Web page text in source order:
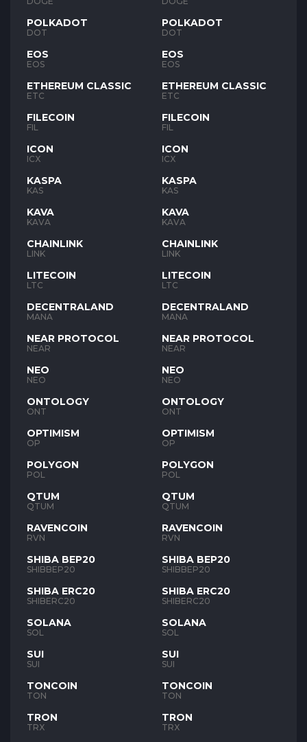
POLKADOT
DOT
EOS
EOS
ETHEREUM CLASSIC
ETC
FILECOIN
FIL
ICON
ICX
KASPA
KAS
KAVA
KAVA
CHAINLINK
LINK
LITECOIN
LTC
DECENTRALAND
MANA
NEAR PROTOCOL
NEAR
NEO
NEO
ONTOLOGY
ONT
OPTIMISM
OP
POLYGON
POL
QTUM
QTUM
RAVENCOIN
RVN
SHIBA BEP20
SHIBBEP20
SHIBA ERC20
SHIBERC20
SOLANA
SOL
SUI
SUI
TONCOIN
TON
TRON
TRX
POLKADOT
DOT
EOS
EOS
ETHEREUM CLASSIC
ETC
FILECOIN
FIL
ICON
ICX
KASPA
KAS
KAVA
KAVA
CHAINLINK
LINK
LITECOIN
LTC
DECENTRALAND
MANA
NEAR PROTOCOL
NEAR
NEO
NEO
ONTOLOGY
ONT
OPTIMISM
OP
POLYGON
POL
QTUM
QTUM
RAVENCOIN
RVN
SHIBA BEP20
SHIBBEP20
SHIBA ERC20
SHIBERC20
SOLANA
SOL
SUI
SUI
TONCOIN
TON
TRON
TRX